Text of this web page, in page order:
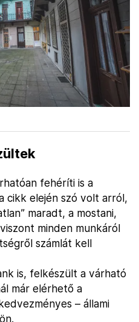
fehéríti is a
cikk elején szó volt arról,
maradt, a mostani,
minden munkáról
számlát kell
is, felkészült a várható
már elérhető a
– állami